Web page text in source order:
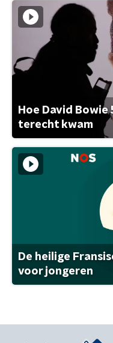
Hoe David Bowie
terecht kwam
De heilige
voor jongeren